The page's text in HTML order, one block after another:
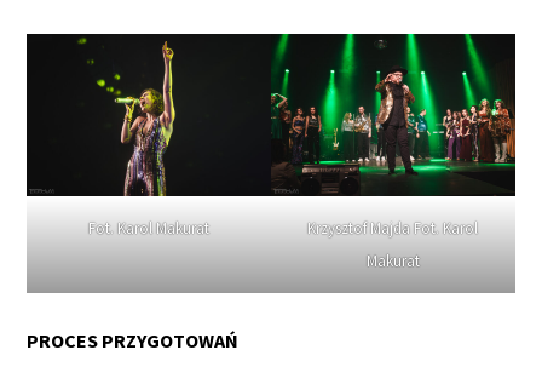
Fot. Karol Makurat
Krzysztof Majda Fot. Karol
Makurat
PROCES PRZYGOTOWAŃ